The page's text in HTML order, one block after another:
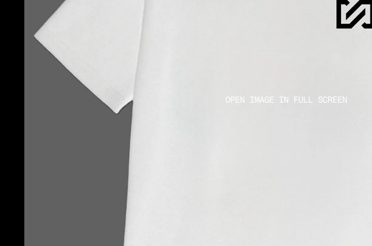
OPEN IMAGE IN FULL SCREEN